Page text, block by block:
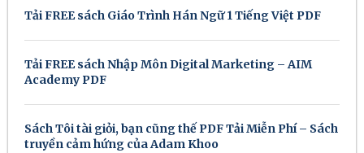
Tải FREE sách Giáo Trình Hán Ngữ 1 Tiếng Việt PDF
Tải FREE sách Nhập Môn Digital Marketing – AIM
Academy PDF
Sách Tôi tài giỏi, bạn cũng thế PDF Tải Miễn Phí – Sách
truyền cảm hứng của Adam Khoo